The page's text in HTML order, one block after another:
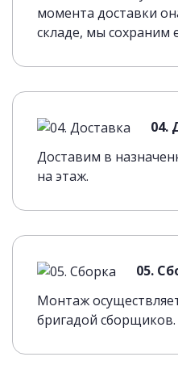
момента доставки
складе, мы сохраним
04.
Доставим в
на этаж.
05.
Монтаж
бригадой сборщиков.